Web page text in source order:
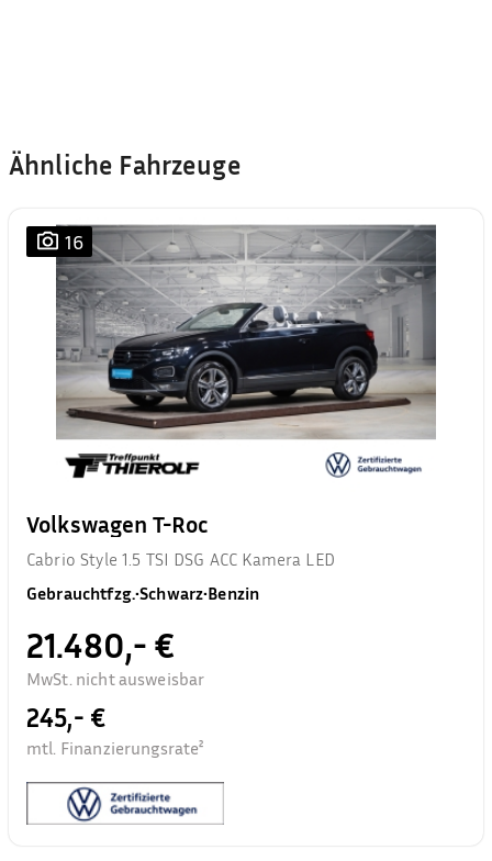
Ähnliche Fahrzeuge
16
Volkswagen T-Roc
Cabrio Style 1.5 TSI DSG ACC Kamera LED
Gebrauchtfzg.•Schwarz•Benzin
21.480,- €
MwSt. nicht ausweisbar
245,- €
mtl. Finanzierungsrate²